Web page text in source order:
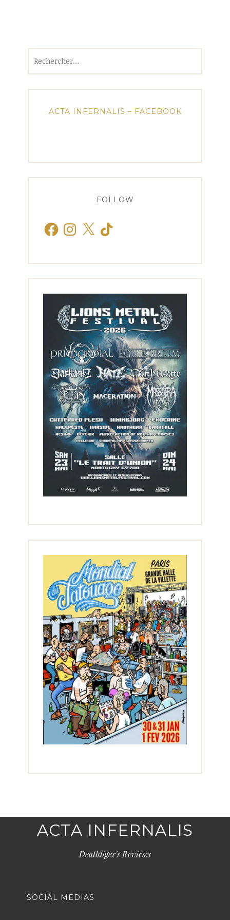
ACTA INFERNALIS – FACEBOOK
FOLLOW
FacebookInstagram
X TikTok
ACTA INFERNALIS
Deathliger's Reviews
SOCIAL MEDIAS